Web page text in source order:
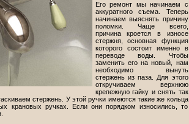
Его ремонт мы начинаем с
аккуратного съема. Теперь
начинаем выяснять причину
поломки. Чаще всего,
причина кроется в износе
стержня, основная функция
которого состоит именно в
переводе воды. Чтобы
заменить его на новый, нам
необходимо вынуть
стержень из паза. Для этого
откручиваем верхнюю
крепежную гайку и снять так
стержень. У этой ручки имеются такие же кольца
крановых ручках. Если они порядком износились, то